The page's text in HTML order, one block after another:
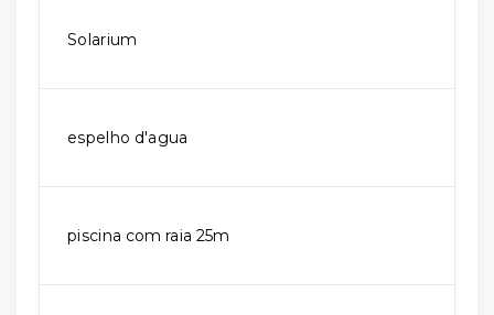
Solarium
espelho d'agua
piscina com raia 25m